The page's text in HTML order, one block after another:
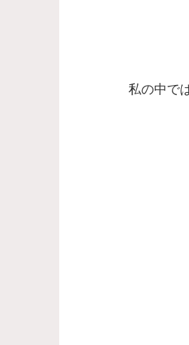
私の中で